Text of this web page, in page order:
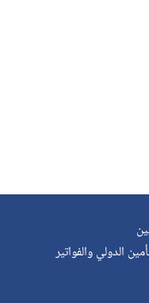
الدولي والفواتير